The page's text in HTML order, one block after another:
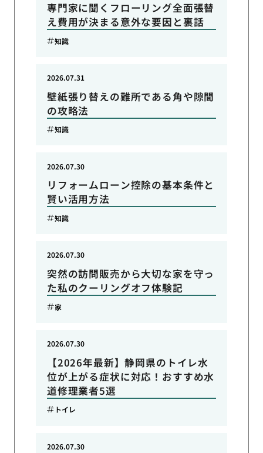
専門家に聞くフローリング全面張替
え費用が決まる意外な要因と裏話
知識
壁紙張り替えの難所である角や隙間
の攻略法
2026.07.31
知識
リフォームローン控除の基本条件と
賢い活用方法
2026.07.30
知識
突然の訪問販売から大切な家を守っ
た私のクーリングオフ体験記
2026.07.30
家
【2026年最新】静岡県のトイレ水
位が上がる症状に対応！おすすめ水
道修理業者5選
2026.07.30
トイレ
2026.07.30